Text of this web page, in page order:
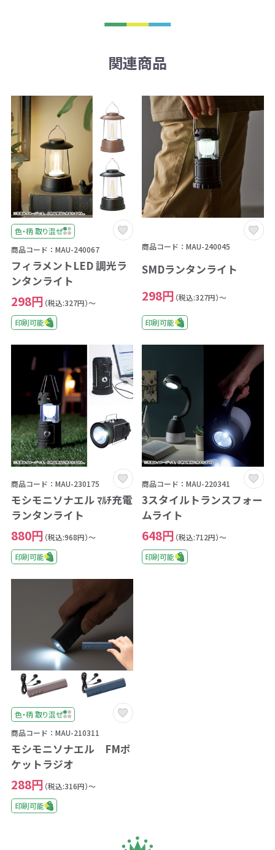
関連商品
色・柄 取り混ぜ
商品コード：MAU-240067
フィラメントLED 調光ラ
ンタンライト
298円 （税込:327円）～
印刷可能
商品コード：MAU-240045
SMDランタンライト
298円 （税込:327円）～
印刷可能
商品コード：MAU-230175
モシモニソナエル ﾏﾙﾁ充電
ランタンライト
880円 （税込:968円）～
印刷可能
商品コード：MAU-220341
3スタイルトランスフォー
ムライト
648円 （税込:712円）～
印刷可能
色・柄 取り混ぜ
商品コード：MAU-210311
モシモニソナエル FMポ
ケットラジオ
288円 （税込:316円）～
印刷可能